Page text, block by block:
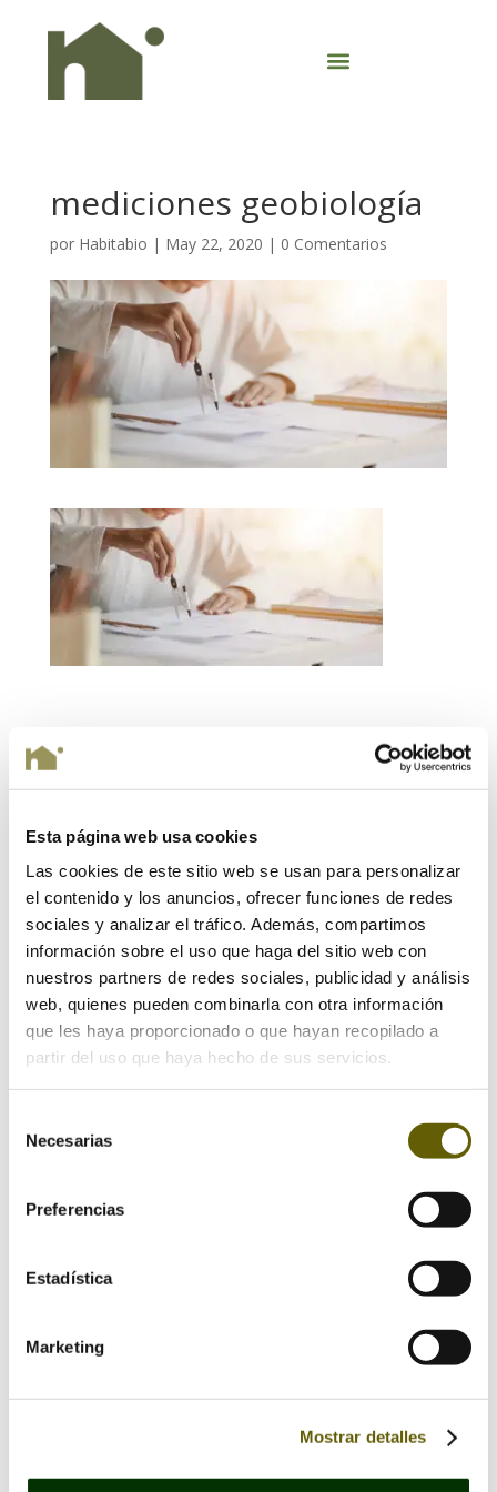
Esta página web usa cookies
Las cookies de este sitio web se usan para personalizar
el contenido y los anuncios, ofrecer funciones de redes
sociales y analizar el tráfico. Además, compartimos
información sobre el uso que haga del sitio web con
nuestros partners de redes sociales, publicidad y análisis
web, quienes pueden combinarla con otra información
que les haya proporcionado o que hayan recopilado a
partir del uso que haya hecho de sus servicios.
Necesarias
Preferencias
Estadística
Marketing
Mostrar detalles
mediciones geobiología
por Habitabio | May 22, 2020 | 0 Comentarios
Enviar comentario
Los campos obligatorios están marcados con
Guarda mi nombre, correo electrónico y web en